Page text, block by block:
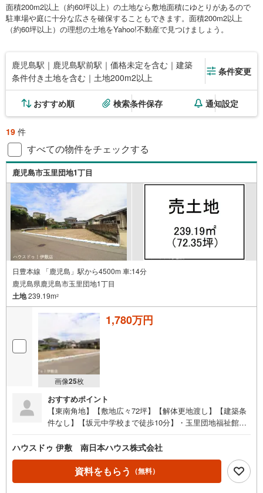
面積200m2以上（約60坪以上）の土地なら敷地面積にゆとりがあるので
駐車場や庭に十分な広さを確保することもできます。面積200m2以上
（約60坪以上）の理想の土地をYahoo!不動産で見つけましょう。
鹿児島駅｜鹿児島駅前駅｜価格未定を含む｜建築
条件付き土地を含む｜土地200m2以上
条件変更
おすすめ順 検索条件保存 通知設定
19 件
すべての物件をチェックする
鹿児島市玉里団地1丁目
日豊本線 「鹿児島」駅から4500m 車:14分
鹿児島県鹿児島市玉里団地1丁目
土地239.19m2
画像25枚
1,780万円
おすすめポイント
【東南角地】【敷地広々72坪】【解体更地渡し】【建築条
件なし】【坂元中学校まで徒歩10分】・玉里団地福祉館ま
歩8分（約620m）●周辺環境●・坂元小学校まで徒歩13分
（約1000m）・坂元中学校まで徒歩10分（約800m）・玉里
団地福祉館まで徒歩5分（約360m）・日当平郵便局まで徒
歩5分（約390m）・日当平公園まで徒歩6分（約440m）・
ハウスドゥ 伊敷 南日本ハウス株式会社
資料をもらう （無料）